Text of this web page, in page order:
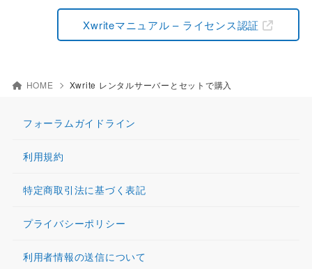
Xwriteマニュアル – ライセンス認証
HOME Xwrite レンタルサーバーとセットで購入
フォーラムガイドライン
利用規約
特定商取引法に基づく表記
プライバシーポリシー
利用者情報の送信について